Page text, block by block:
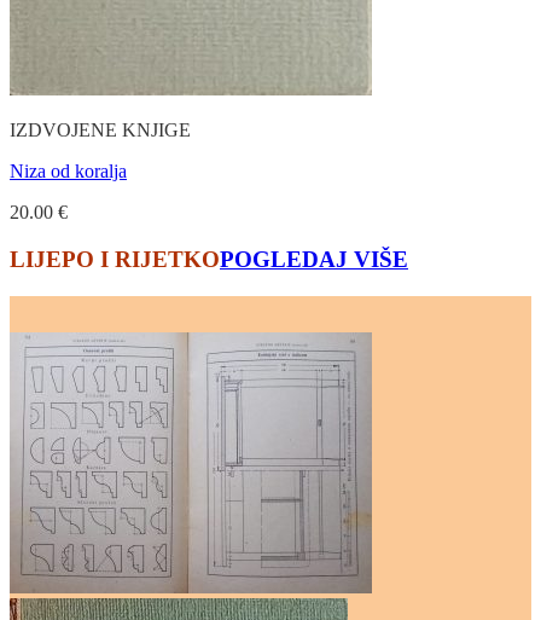
IZDVOJENE KNJIGE
Niza od koralja
20.00 €
LIJEPO I RIJETKOPOGLEDAJ VIŠE